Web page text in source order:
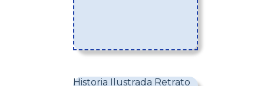
Historia Ilustrada Retrato